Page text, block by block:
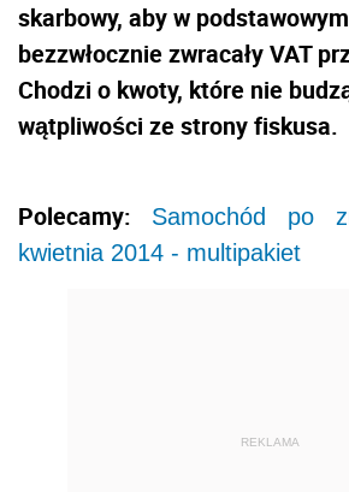
skarbowy, aby w
bezzwłocznie zwracały VAT
Chodzi o kwoty, które nie
wątpliwości ze strony fiskusa.
Polecamy:
Samochód po
kwietnia 2014 - multipakiet
REKLAMA